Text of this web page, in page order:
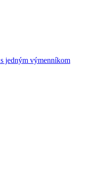
jedným výmenníkom